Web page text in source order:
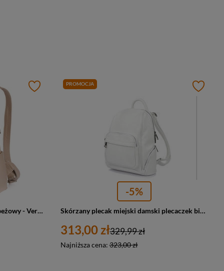
Skórzany plecak damski miejski beżowy - Vera Pelle U21
PROMOCJA
-5%
Skórzany plecak miejski damski plecaczek biały Vera Pelle U21
313,00 zł
Najniższa cena:323,00 zł
329,99 zł